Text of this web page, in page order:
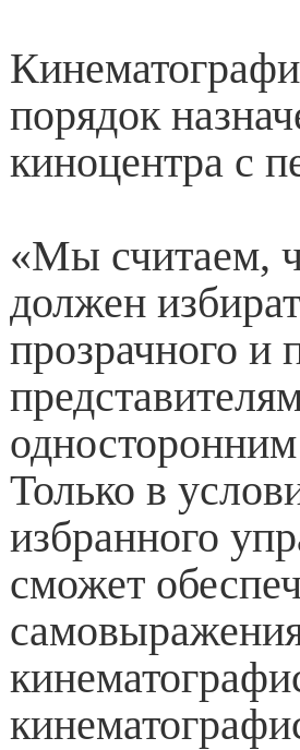
порядок
киноцентра с
«Мы считаем,
должен
прозрачного и
Только в
избранного
сможет